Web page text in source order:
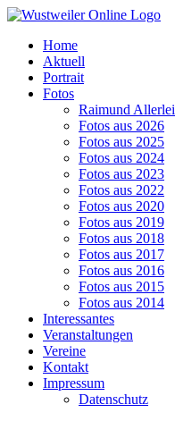
Zum
springenHome
Aktuell
Portrait
Fotos
Raimund Allerlei
Fotos aus 2026
Fotos aus 2025
Fotos aus 2024
Fotos aus 2023
Fotos aus 2022
Fotos aus 2020
Fotos aus 2019
Fotos aus 2018
Fotos aus 2017
Fotos aus 2016
Fotos aus 2015
Fotos aus 2014
Interessantes
Veranstaltungen
Vereine
Kontakt
Impressum
Datenschutz